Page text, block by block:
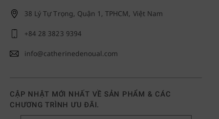
38 Lý Tự Trọng, Quận 1, TPHCM, Việt Nam
+84 28 3823 9394
info@catherinedenoual.com
CẬP NHẬT MỚI NHẤT VỀ SẢN PHẨM & CÁC
CHƯƠNG TRÌNH ƯU ĐÃI.